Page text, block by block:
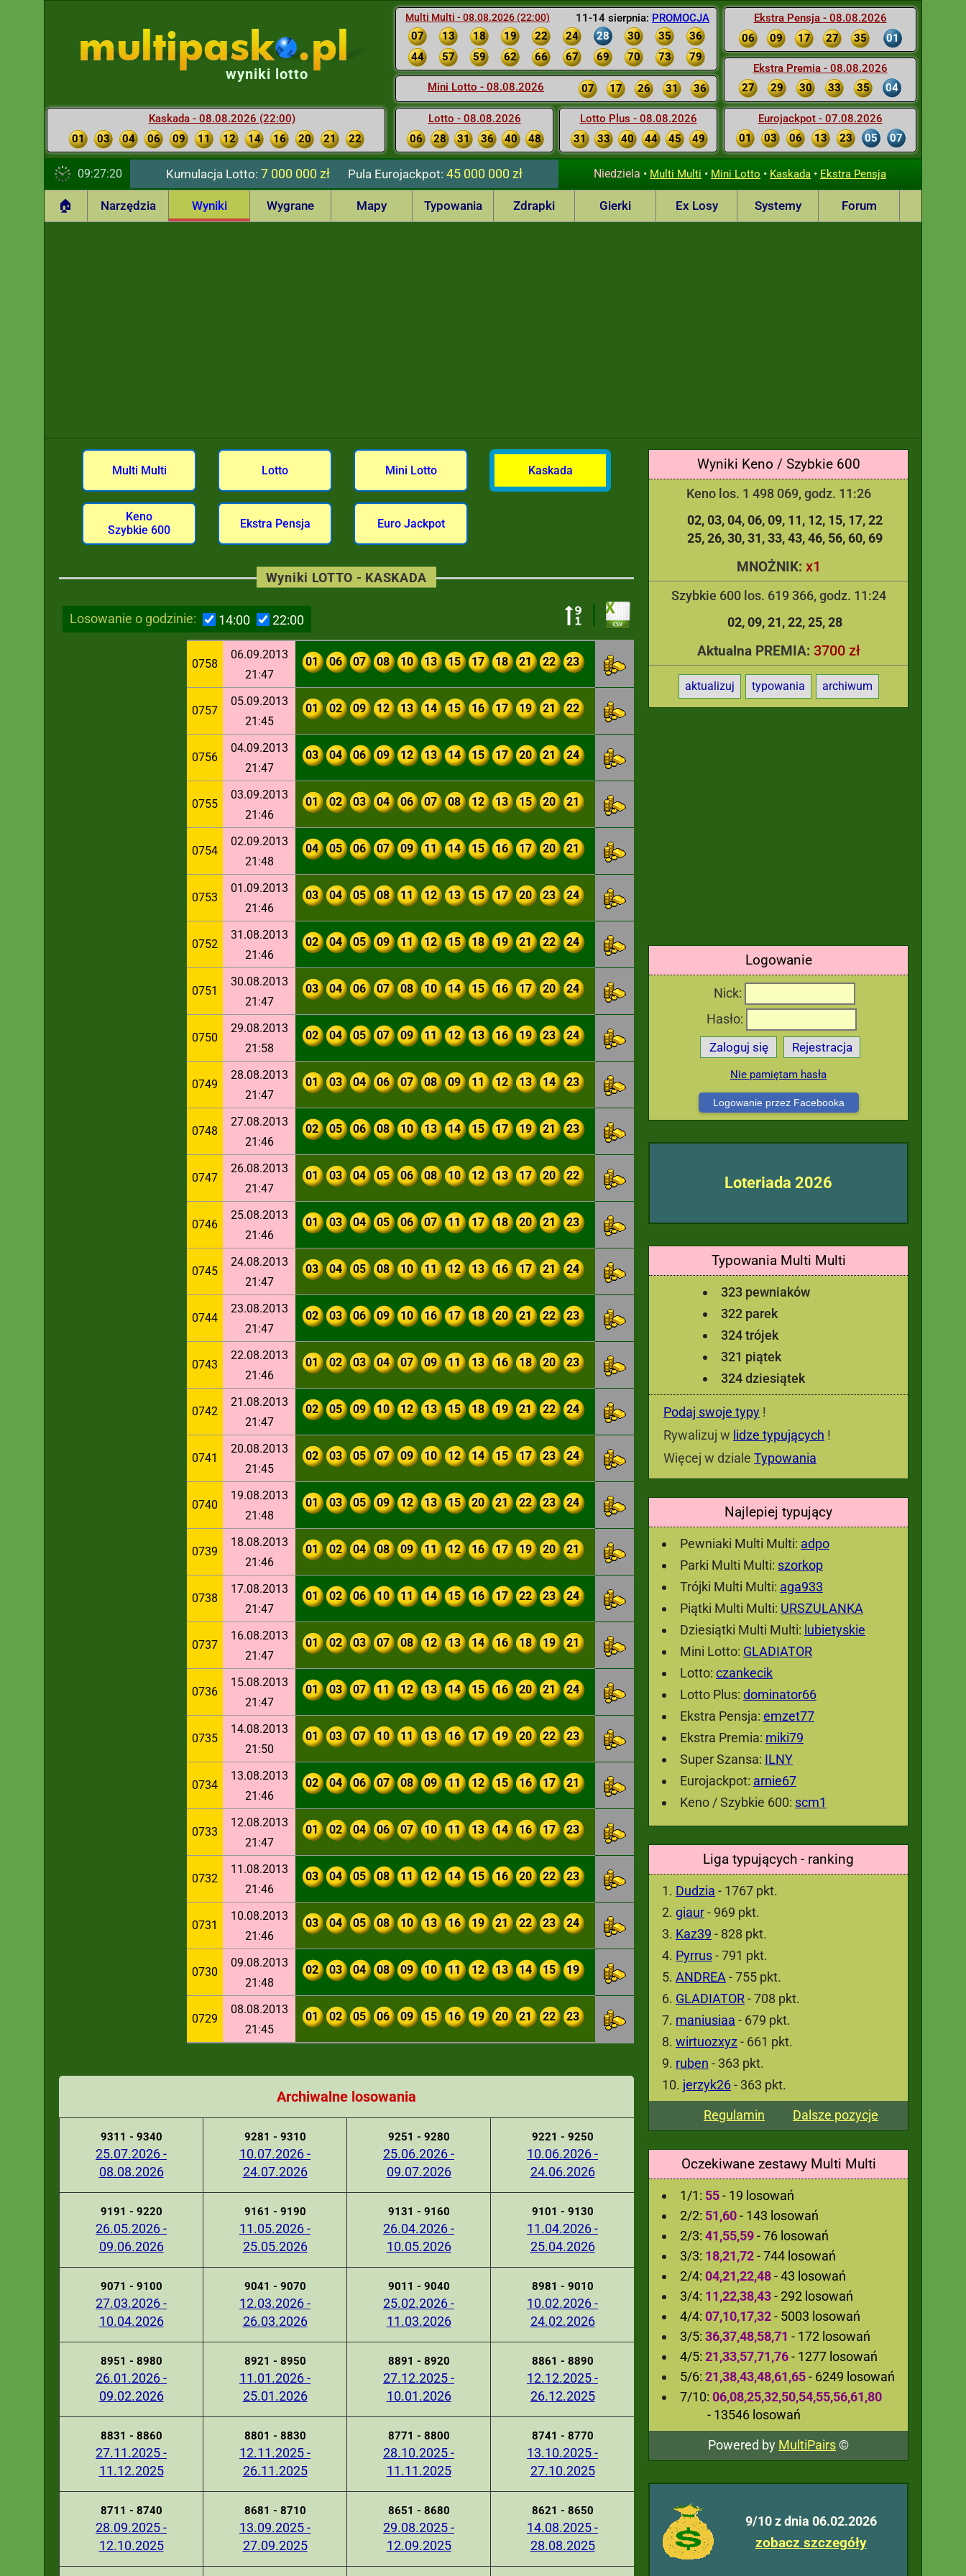
11-14 sierpnia: PROMOCJA
Multi Multi - 08.08.2026 (22:00)
07 13 18 19 22 24 28 30 35
36
44
57 59 62 66 67 69 70 73 79
Mini Lotto - 08.08.2026 07 17 26 31 36
Lotto - 08.08.2026
06
28 31 36 40 48
Lotto Plus - 08.08.2026
31
33 40 44 45 49
Ekstra Pensja - 08.08.2026
06
09 17 27 35 01
Ekstra Premia - 08.08.2026
27
29 30 33 35 04
Eurojackpot - 07.08.2026
01
03 06 13 23 05 07
wyniki lotto
Kaskada - 08.08.2026 (22:00)
01
03 04 06 09 11 12 14 16 20 21 22
09:27:21 Kumulacja Lotto: 7 000 000 zł PulaEurojackpot: 45 000 000 zł Niedziela • Multi Multi • Mini Lotto • Kaskada • Ekstra Pensja
🏠 Narzędzia Wyniki Wygrane Mapy Typowania Zdrapki Gierki Ex Losy Systemy Forum
Wyniki Keno / Szybkie 600
Keno los. 1 498 069, godz. 11:26
02 03 04 06 09 11 12 15 17 22
25 26 30 31 33 43 46 56 60 69
MNOŻNIK: x1
Szybkie 600 los. 619 366, godz. 11:24
02 09 21 22 25 28
Aktualna PREMIA: 3700 zł
aktualizuj typowania archiwum
Logowanie
Nick:
Hasło:
Zaloguj się Rejestracja
Nie pamiętam hasła
Logowanie przez Facebooka
Loteriada 2026
Typowania Multi Multi
323 pewniaków
322 parek
324 trójek
321 piątek
324 dziesiątek
Podaj swoje typy !
Rywalizuj w lidze typujących !
Więcej w dziale Typowania
Najlepiej typujący
Pewniaki Multi Multi: adpo
Parki Multi Multi: szorkop
Trójki Multi Multi: aga933
Piątki Multi Multi: URSZULANKA
Dziesiątki Multi Multi: lubietyskie
Mini Lotto: GLADIATOR
Lotto: czankecik
Lotto Plus: dominator66
Ekstra Pensja: emzet77
Ekstra Premia: miki79
Super Szansa: ILNY
Eurojackpot: arnie67
Keno / Szybkie 600: scm1
Liga typujących - ranking
Dudzia - 1767 pkt.
giaur- 969 pkt.
Kaz39 - 828 pkt.
Pyrrus- 791 pkt.
ANDREA - 755 pkt.
GLADIATOR- 708 pkt.
maniusiaa - 679 pkt.
wirtuozxyz - 661 pkt.
ruben - 363 pkt.
jerzyk26- 363 pkt.
Regulamin
Dalsze pozycje
Oczekiwane zestawy Multi Multi
1/1: 55- 19 losowań
2/2: 51,60- 143 losowań
2/3: 41,55,59- 76 losowań
3/3: 18,21,72- 744 losowań
2/4: 04,21,22,48- 43 losowań
3/4: 11,22,38,43- 292 losowań
4/4: 07,10,17,32- 5003 losowań
3/5: 36,37,48,58,71 - 172 losowań
4/5: 21,33,57,71,76- 1277 losowań
5/6: 21,38,43,48,61,65- 6249 losowań
7/10: 06,08,25,32,50,54,55,56,61,80
- 13546 losowań
Powered by MultiPairs©
9/10 z dnia 06.02.2026
zobacz szczegóły
Multi Multi Lotto Mini Lotto Kaskada
Keno
Szybkie 600
Ekstra Pensja Euro Jackpot
Losowanie o godzinie: 14:00 22:00
Wyniki LOTTO - KASKADA
0758
06.09.2013
21:47
01 06 07 08 10 13 15 17 18 21 22 23
0757
05.09.2013
21:45
01 02 09 12 13 14 15 16 17 19 21 22
0756
04.09.2013
21:47
03 04 06 09 12 13 14 15 17 20 21 24
0755
03.09.2013
21:46
01 02 03 04 06 07 08 12 13 15 20 21
0754
02.09.2013
21:48
04 05 06 07 09 11 14 15 16 17 20 21
0753
01.09.2013
21:46
03 04 05 08 11 12 13 15 17 20 23 24
0752
31.08.2013
21:46
02 04 05 09 11 12 15 18 19 21 22 24
0751
30.08.2013
21:47
03 04 06 07 08 10 14 15 16 17 20 24
0750
29.08.2013
21:58
02 04 05 07 09 11 12 13 16 19 23 24
0749
28.08.2013
21:47
01 03 04 06 07 08 09 11 12 13 14 23
0748
27.08.2013
21:46
02 05 06 08 10 13 14 15 17 19 21 23
0747
26.08.2013
21:47
01 03 04 05 06 08 10 12 13 17 20 22
0746
25.08.2013
21:46
01 03 04 05 06 07 11 17 18 20 21 23
0745
24.08.2013
21:47
03 04 05 08 10 11 12 13 16 17 21 24
0744
23.08.2013
21:47
02 03 06 09 10 16 17 18 20 21 22 23
0743
22.08.2013
21:46
01 02 03 04 07 09 11 13 16 18 20 23
0742
21.08.2013
21:47
02 05 09 10 12 13 15 18 19 21 22 24
0741
20.08.2013
21:45
02 03 05 07 09 10 12 14 15 17 23 24
0740
19.08.2013
21:48
01 03 05 09 12 13 15 20 21 22 23 24
0739
18.08.2013
21:46
01 02 04 08 09 11 12 16 17 19 20 21
0738
17.08.2013
21:47
01 02 06 10 11 14 15 16 17 22 23 24
0737
16.08.2013
21:47
01 02 03 07 08 12 13 14 16 18 19 21
0736
15.08.2013
21:47
01 03 07 11 12 13 14 15 16 20 21 24
0735
14.08.2013
21:50
01 03 07 10 11 13 16 17 19 20 22 23
0734
13.08.2013
21:46
02 04 06 07 08 09 11 12 15 16 17 21
0733
12.08.2013
21:47
01 02 04 06 07 10 11 13 14 16 17 23
0732
11.08.2013
21:46
03 04 05 08 11 12 14 15 16 20 22 23
0731
10.08.2013
21:46
03 04 05 08 10 13 16 19 21 22 23 24
0730
09.08.2013
21:48
02 03 04 08 09 10 11 12 13 14 15 19
0729
08.08.2013
21:45
01 02 05 06 09 15 16 19 20 21 22 23
Archiwalne losowania
9311 - 9340
25.07.2026 -
08.08.2026
9281 - 9310
10.07.2026 -
24.07.2026
9251 - 9280
25.06.2026 -
09.07.2026
9221 - 9250
10.06.2026 -
24.06.2026
9191 - 9220
26.05.2026 -
09.06.2026
9161 - 9190
11.05.2026 -
25.05.2026
9131 - 9160
26.04.2026 -
10.05.2026
9101 - 9130
11.04.2026 -
25.04.2026
9071 - 9100
27.03.2026 -
10.04.2026
9041 - 9070
12.03.2026 -
26.03.2026
9011 - 9040
25.02.2026 -
11.03.2026
8981 - 9010
10.02.2026 -
24.02.2026
8951 - 8980
26.01.2026 -
09.02.2026
8921 - 8950
11.01.2026 -
25.01.2026
8891 - 8920
27.12.2025 -
10.01.2026
8861 - 8890
12.12.2025 -
26.12.2025
8831 - 8860
27.11.2025 -
11.12.2025
8801 - 8830
12.11.2025 -
26.11.2025
8771 - 8800
28.10.2025 -
11.11.2025
8741 - 8770
13.10.2025 -
27.10.2025
8711 - 8740
28.09.2025 -
12.10.2025
8681 - 8710
13.09.2025 -
27.09.2025
8651 - 8680
29.08.2025 -
12.09.2025
8621 - 8650
14.08.2025 -
28.08.2025